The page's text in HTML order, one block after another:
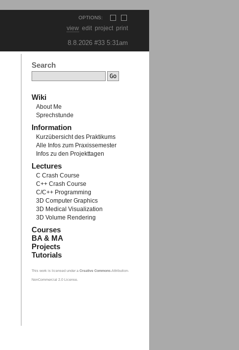
8.8.2026 #33 5:31am
Search
Wiki
About Me
Sprechstunde
Information
Kurzübersicht des Praktikums
Alle Infos zum Praxissemester
Infos zu den Projekttagen
Lectures
C Crash Course
C++ Crash Course
C/C++ Programming
3D Computer Graphics
3D Medical Visualization
3D Volume Rendering
Courses
BA & MA
Projects
Tutorials
This work is licensed under a Creative Commons-Attribution-
NonCommercial 2.0 License.
OPTIONS:
view edit project print